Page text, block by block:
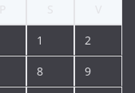
1 2
8 9